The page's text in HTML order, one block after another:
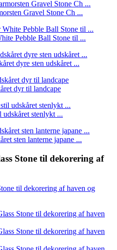
Gravel Stone Ch ...
Pebble Ball Stone til ...
dyre sten udskåret ...
dyr til landcape
udskåret stenlykt ...
sten lanterne japane ...
Stone til dekorering af